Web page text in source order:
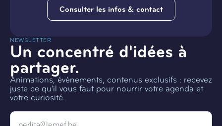
Consulter les infos & contact
NEWSLETTER
Un concentré d'idées à
partager.
Animations, évènements, contenus exclusifs : recevez
juste ce qu'il vous faut pour nourrir votre agenda et
votre curiosité.
Email